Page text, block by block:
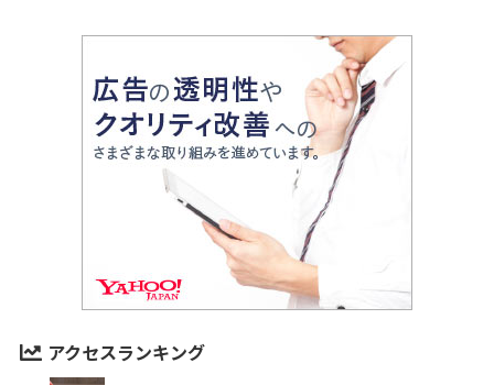
アクセスランキング